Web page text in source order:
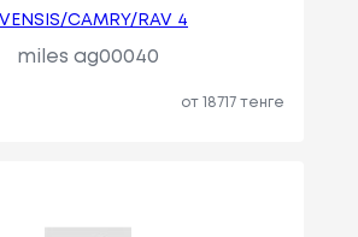
CAMRY/RAV 4
miles ag00040
от 18717 тенге